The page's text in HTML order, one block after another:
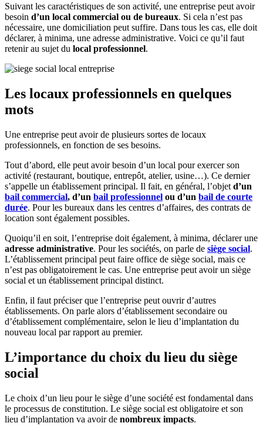
Suivant les caractéristiques de son activité, une entreprise peut avoir
besoin d’un local commercial ou de bureaux. Si cela n’est pas
nécessaire, une domiciliation peut suffire. Dans tous les cas, elle doit
déclarer, à minima, une adresse administrative. Voici ce qu’il faut
retenir au sujet du local professionnel.
Les locaux professionnels en quelques
mots
Une entreprise peut avoir de plusieurs sortes de locaux
professionnels, en fonction de ses besoins.
Tout d’abord, elle peut avoir besoin d’un local pour exercer son
activité (restaurant, boutique, entrepôt, atelier, usine…). Ce dernier
s’appelle un établissement principal. Il fait, en général, l’objet d’un
bail commercial, d’un bail professionnel ou d’un bail de courte
durée. Pour les bureaux dans les centres d’affaires, des contrats de
location sont également possibles.
Quoiqu’il en soit, l’entreprise doit également, à minima, déclarer une
adresse administrative. Pour les sociétés, on parle de siège social.
L’établissement principal peut faire office de siège social, mais ce
n’est pas obligatoirement le cas. Une entreprise peut avoir un siège
social et un établissement principal distinct.
Enfin, il faut préciser que l’entreprise peut ouvrir d’autres
établissements. On parle alors d’établissement secondaire ou
d’établissement complémentaire, selon le lieu d’implantation du
nouveau local par rapport au premier.
L’importance du choix du lieu du siège
social
Le choix d’un lieu pour le siège d’une société est fondamental dans
le processus de constitution. Le siège social est obligatoire et son
lieu d’implantation va avoir de nombreux impacts.